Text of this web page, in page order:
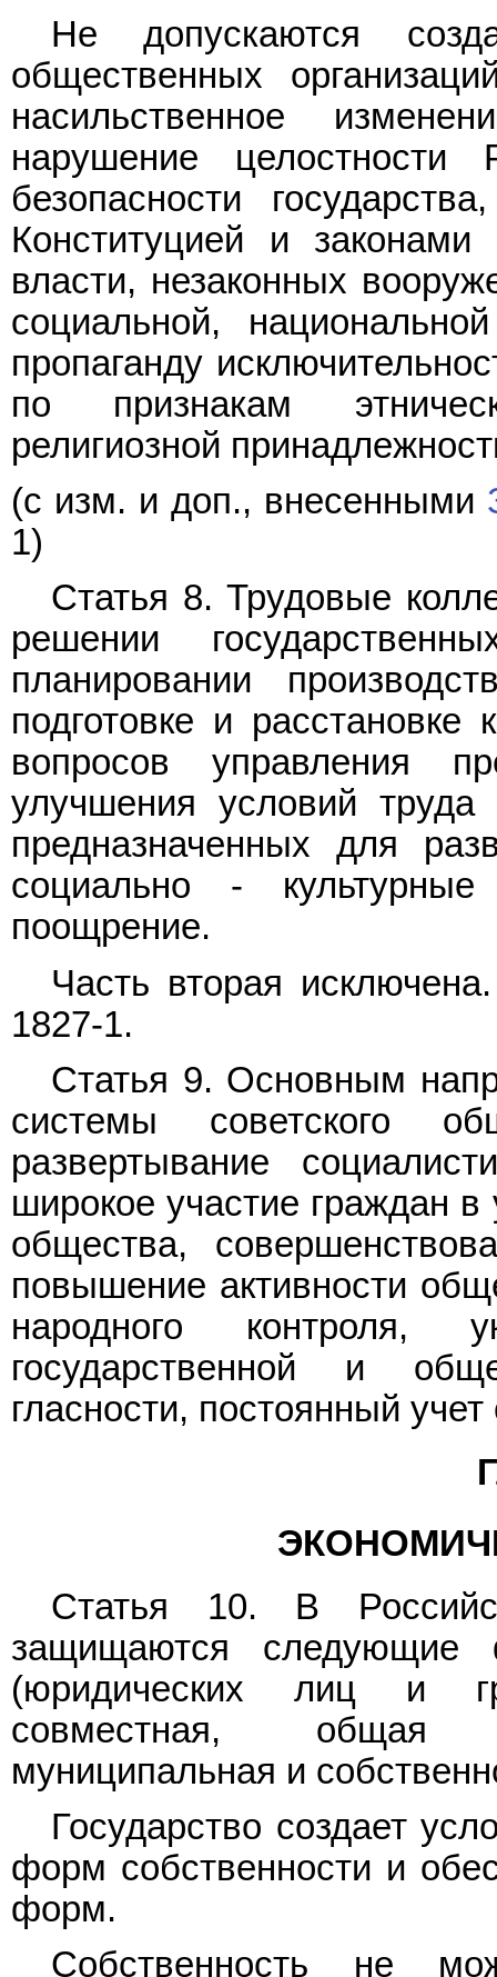
Не допускаются
общественных
насильственное
нарушение целостности
безопасности
Конституцией и законами
власти, незаконных
социальной,
пропаганду
по признакам
религиозной
(с изм. и доп., внесенными
1)
Статья 8. Трудовые
решении
планировании
подготовке и
вопросов управления
улучшения условий
предназначенных для
социально -
поощрение.
Часть вторая
1827-1.
Статья 9. Основным
системы советского
развертывание
широкое участие граждан
общества,
повышение активности
народного контроля,
государственной и
гласности, постоянный
Статья 10. В
защищаются следующие
(юридических лиц и
совместная, общая
муниципальная и
Государство создает
форм собственности и
форм.
Собственность не